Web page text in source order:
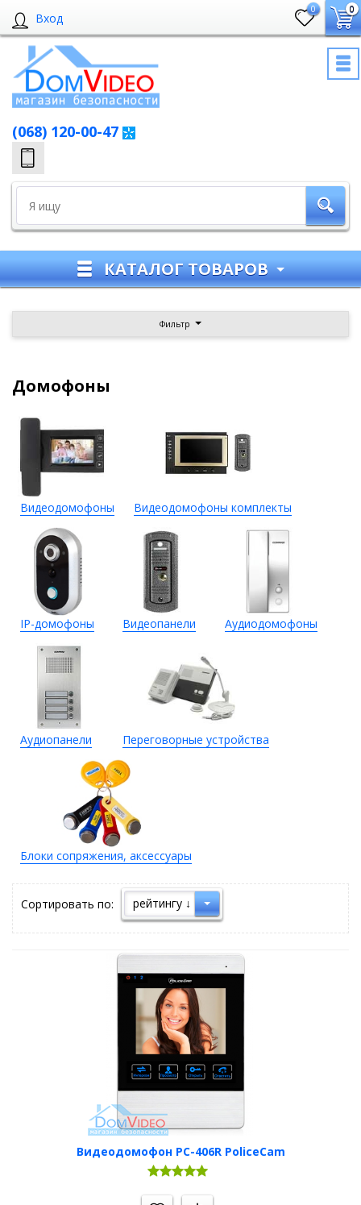
Вход
0 0
(068) 120-00-47
КАТАЛОГ ТОВАРОВ
Фильтр
Домофоны
Видеодомофоны Видеодомофоны комплекты
IP-домофоны Видеопанели Аудиодомофоны
Аудиопанели Переговорные устройства
Блоки сопряжения, аксессуары
Сортировать по: рейтингу ↓
Видеодомофон PC-406R PoliceCam